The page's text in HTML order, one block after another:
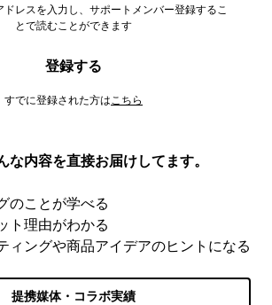
レスを入力し、サポートメンバー登録するこ
とで読むことができます
登録する
すでに登録された方は こちら
な内容を直接お届けしてます。
のことが学べる
ト理由がわかる
ィングや商品アイデアのヒントになる
提携媒体・コラボ実績